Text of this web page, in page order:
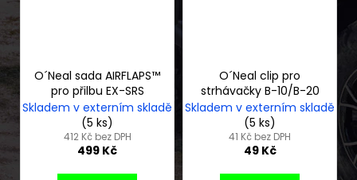
O´Neal sada AIRFLAPS™
pro přilbu EX-SRS
Skladem v externím skladě
(5 ks)
412 Kč bez DPH
499 Kč
O´Neal clip pro
strhávačky B-10/B-20
Skladem v externím skladě
(5 ks)
41 Kč bez DPH
49 Kč